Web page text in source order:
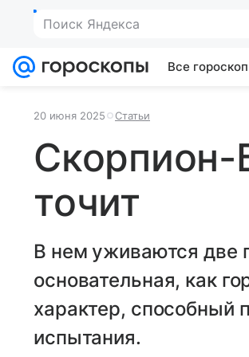
Поиск Яндекса
Все
20 июня 2025 Статьи
Скорпион-
точит
В нем уживаются две
основательная, как
характер, способный
испытания.